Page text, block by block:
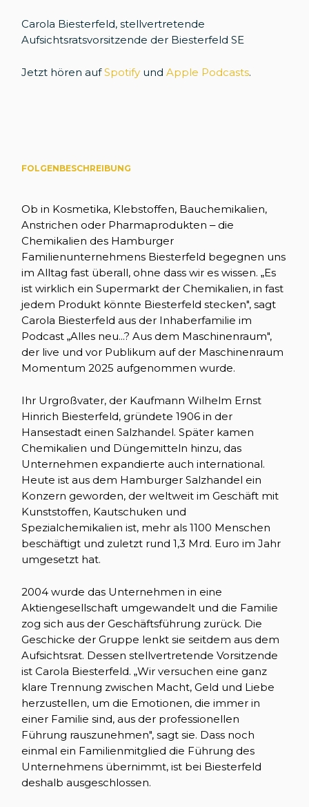
Carola Biesterfeld, stellvertretende
Aufsichtsratsvorsitzende der Biesterfeld SE
Jetzt hören aufSpotify undApple Podcasts.
FOLGENBESCHREIBUNG
Ob in Kosmetika, Klebstoffen, Bauchemikalien,
Anstrichen oder Pharmaprodukten – die
Chemikalien des Hamburger
Familienunternehmens Biesterfeld begegnen uns
im Alltag fast überall, ohne dass wir es wissen. „Es
ist wirklich ein Supermarkt der Chemikalien, in fast
jedem Produkt könnte Biesterfeld stecken", sagt
Carola Biesterfeld aus der Inhaberfamilie im
Podcast „Alles neu...? Aus dem Maschinenraum",
der live und vor Publikum auf der Maschinenraum
Momentum 2025 aufgenommen wurde.
Ihr Urgroßvater, der Kaufmann Wilhelm Ernst
Hinrich Biesterfeld, gründete 1906 in der
Hansestadt einen Salzhandel. Später kamen
Chemikalien und Düngemitteln hinzu, das
Unternehmen expandierte auch international.
Heute ist aus dem Hamburger Salzhandel ein
Konzern geworden, der weltweit im Geschäft mit
Kunststoffen, Kautschuken und
Spezialchemikalien ist, mehr als 1100 Menschen
beschäftigt und zuletzt rund 1,3 Mrd. Euro im Jahr
umgesetzt hat.
2004 wurde das Unternehmen in eine
Aktiengesellschaft umgewandelt und die Familie
zog sich aus der Geschäftsführung zurück. Die
Geschicke der Gruppe lenkt sie seitdem aus dem
Aufsichtsrat. Dessen stellvertretende Vorsitzende
ist Carola Biesterfeld. „Wir versuchen eine ganz
klare Trennung zwischen Macht, Geld und Liebe
herzustellen, um die Emotionen, die immer in
einer Familie sind, aus der professionellen
Führung rauszunehmen", sagt sie. Dass noch
einmal ein Familienmitglied die Führung des
Unternehmens übernimmt, ist bei Biesterfeld
deshalb ausgeschlossen.